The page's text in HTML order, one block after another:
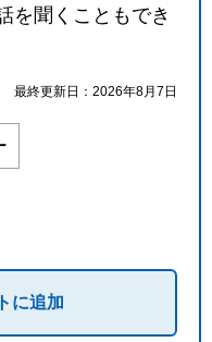
を聞くこともでき
最終更新日：2026年8月7日
に追加